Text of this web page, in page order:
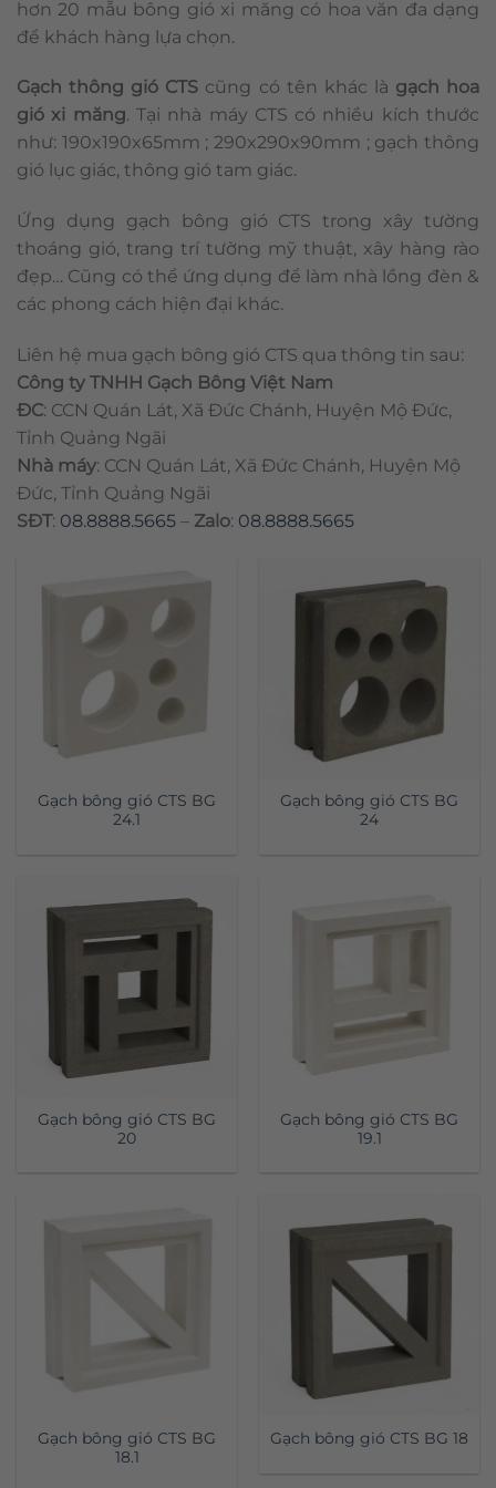
hơn 20 mẫu bông gió xi măng có hoa văn đa dạng
để khách hàng lựa chọn.
Gạch thông gió CTS cũng có tên khác là gạch hoa
gió xi măng. Tại nhà máy CTS có nhiều kích thước
như: 190x190x65mm ; 290x290x90mm ; gạch thông
gió lục giác, thông gió tam giác.
Ứng dụng gạch bông gió CTS trong xây tường
thoáng gió, trang trí tường mỹ thuật, xây hàng rào
đẹp… Cũng có thể ứng dụng để làm nhà lồng đèn &
các phong cách hiện đại khác.
Liên hệ mua gạch bông gió CTS qua thông tin sau:
Công ty TNHH Gạch Bông Việt Nam
ĐC: CCN Quán Lát, Xã Đức Chánh, Huyện Mộ Đức,
Tỉnh Quảng Ngãi
Nhà máy: CCN Quán Lát, Xã Đức Chánh, Huyện Mộ
Đức, Tỉnh Quảng Ngãi
SĐT: 08.8888.5665 – Zalo: 08.8888.5665
Gạch bông gió CTS BG
24.1
Gạch bông gió CTS BG
24
Gạch bông gió CTS BG
20
Gạch bông gió CTS BG
19.1
Gạch bông gió CTS BG
18.1
Gạch bông gió CTS BG 18